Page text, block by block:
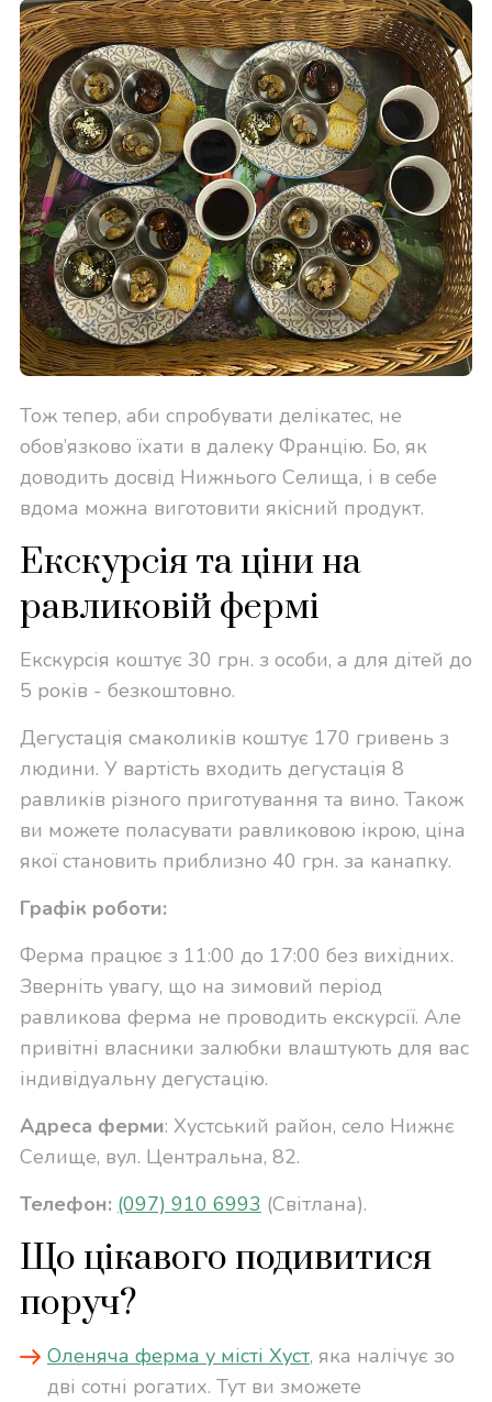
Тож тепер, аби спробувати делікатес, не
обов’язково їхати в далеку Францію. Бо, як
доводить досвід Нижнього Селища, і в себе
вдома можна виготовити якісний продукт.
Екскурсія та ціни на
равликовій фермі
Екскурсія коштує 30 грн. з особи, а для дітей до
5 років - безкоштовно.
Дегустація смаколиків коштує 170 гривень з
людини. У вартість входить дегустація 8
равликів різного приготування та вино. Також
ви можете поласувати равликовою ікрою, ціна
якої становить приблизно 40 грн. за канапку.
Графік роботи:
Ферма працює з 11:00 до 17:00 без вихідних.
Зверніть увагу, що на зимовий період
равликова ферма не проводить екскурсії. Але
привітні власники залюбки влаштують для вас
індивідуальну дегустацію.
Адреса ферми: Хустський район, село Нижнє
Селище, вул. Центральна, 82.
Телефон: (097) 910 6993 (Світлана).
Що цікавого подивитися
поруч?
Оленяча ферма у місті Хуст, яка налічує зо
дві сотні рогатих. Тут ви зможете